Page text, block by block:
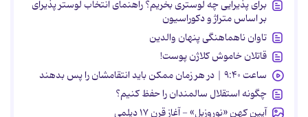
برای پذیرایی چه لوستری بخریم؟ راهنمای انتخاب لوستر پذیرای
بر اساس متراژ و دکوراسیون
تاوان ناهماهنگی پنهان والدین
قاتلان خاموش کلاژن پوست!
ساعت ۹:۴۰ | در هر زمان ممکن باید انتقامشان را پس بدهند
چگونه استقلال سالمندان را حفظ کنیم؟
آیین کهن «نوروزبل» - آغاز قرن ۱۷ دیلمی